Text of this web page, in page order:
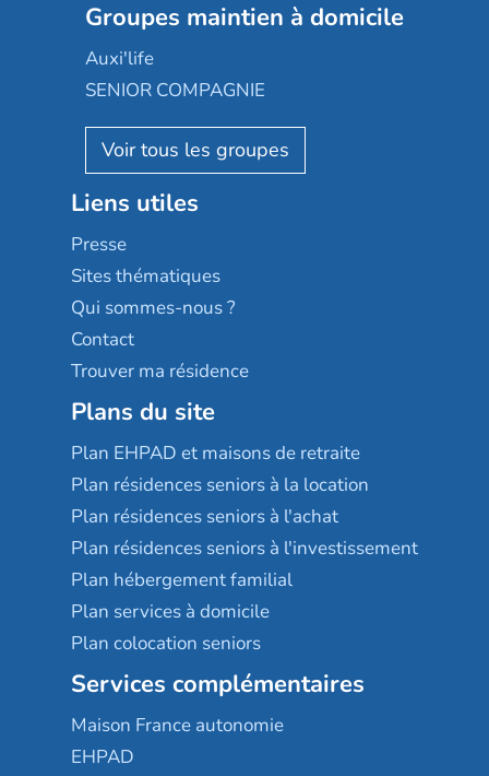
Les jardins d'Arcadie
Occitalia
Appartseniors
Reseda
Stella management
Les villages d'or
Sérénys
Résidences services Villa Médicis
Groupe SOS
Le Noble Âge
Almage
Résidalya
Groupe aplus
Groupes maintien à domicile
Auxi'life
SENIOR COMPAGNIE
AGE D'OR Services
Liens utiles
Presse
Sites thématiques
Qui sommes-nous ?
Contact
Trouver ma résidence
Plans du site
Plan EHPAD et maisons de retraite
Plan résidences seniors à la location
Plan résidences seniors à l'achat
Plan résidences seniors à l'investissement
Plan hébergement familial
Plan services à domicile
Plan colocation seniors
Services complémentaires
Maison France autonomie
EHPAD